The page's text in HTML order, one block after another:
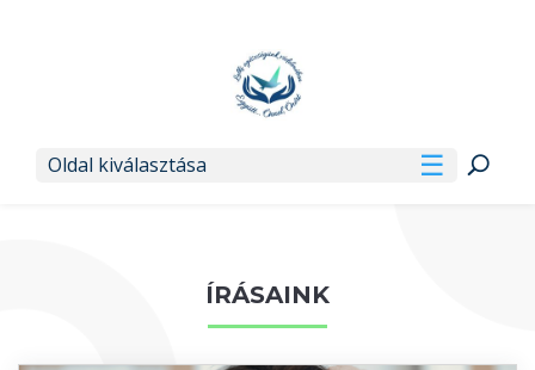
Oldal kiválasztása
ÍRÁSAINK